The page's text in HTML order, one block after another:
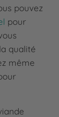
pouvez
pour
qualité
même